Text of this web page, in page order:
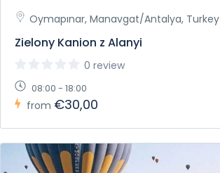
Oymapınar, Manavgat/Antalya, Turkey
Zielony Kanion z Alanyi
0 review
08:00 - 18:00
from €30,00